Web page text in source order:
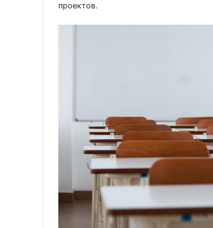
проектов.